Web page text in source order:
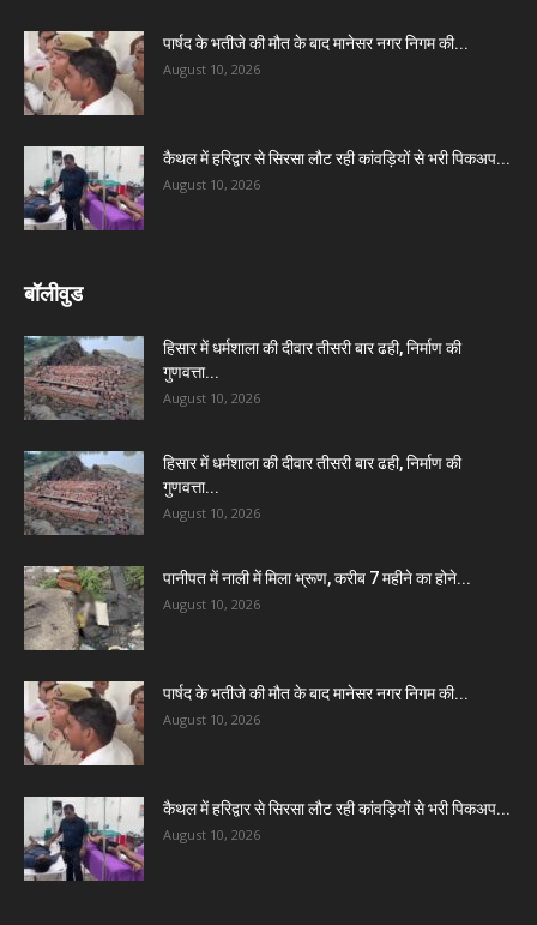
पार्षद के भतीजे की मौत के बाद मानेसर नगर निगम की...
August 10, 2026
कैथल में हरिद्वार से सिरसा लौट रही कांवड़ियों से भरी पिकअप...
August 10, 2026
बॉलीवुड
हिसार में धर्मशाला की दीवार तीसरी बार ढही, निर्माण की
गुणवत्ता...
August 10, 2026
हिसार में धर्मशाला की दीवार तीसरी बार ढही, निर्माण की
गुणवत्ता...
August 10, 2026
पानीपत में नाली में मिला भ्रूण, करीब 7 महीने का होने...
August 10, 2026
पार्षद के भतीजे की मौत के बाद मानेसर नगर निगम की...
August 10, 2026
कैथल में हरिद्वार से सिरसा लौट रही कांवड़ियों से भरी पिकअप...
August 10, 2026